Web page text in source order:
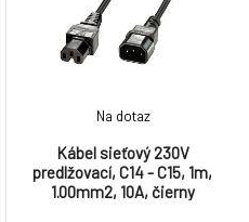
zdrojmi vybavenými
konektormi 12V-2x6 alebo
12VHPWR. Kábel disponuje
Kábel sieťový 230V
predlžovací, C14 - C15, 1m,
1.00mm2, 10A, čierny
Na dotaz